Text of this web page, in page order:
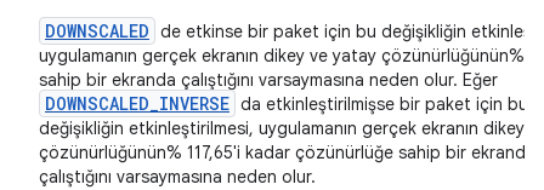
DOWNSCALED de etkinse bir paket için bu değişikliğin
uygulamanın gerçek ekranın dikey ve yatay çözünürlüğünün%
sahip bir ekranda çalıştığını varsaymasına neden olur. Eğer
DOWNSCALED_INVERSE da etkinleştirilmişse bir paket için bu
değişikliğin etkinleştirilmesi, uygulamanın gerçek ekranın dikey
çözünürlüğünün% 117,65'i kadar çözünürlüğe sahip bir ekranda
çalıştığını varsaymasına neden olur.